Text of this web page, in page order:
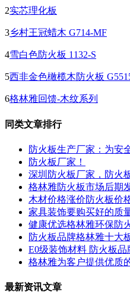
2实芯理化板
3乡村王冠蜡木 G714-MF
4雪白色防火板 1132-S
5西非金色橄榄木防火板
6格林雅回馈-木纹系列
同类文章排行
防火板生产厂家：为安
防火板厂家！
深圳防火板厂家，防火
格林雅防火板市场后期
木材价格涨价防火板价
家具装饰要购买好的质
健康优选格林雅环保防
防火板品牌格林雅十大
E0级装饰材料 防火板品
格林雅为客户提供优质
最新资讯文章